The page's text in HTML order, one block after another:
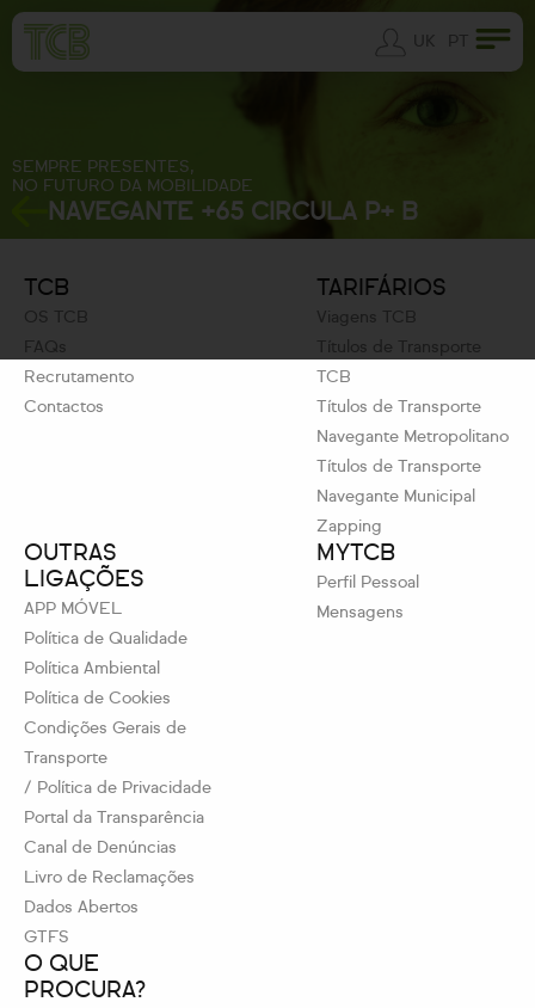
UK PT
SEMPRE PRESENTES,
NO FUTURO DA MOBILIDADE
NAVEGANTE +65 CIRCULA P+ B
TCB
OS TCB
FAQs
Recrutamento
Contactos
TARIFÁRIOS
Viagens TCB
Títulos de Transporte
TCB
Títulos de Transporte
Navegante Metropolitano
Títulos de Transporte
Navegante Municipal
Zapping
O QUE
PROCURA?
OUTRAS
LIGAÇÕES
APP MÓVEL
Política de Qualidade
Política Ambiental
Política de Cookies
Condições Gerais de
Transporte
/ Política de Privacidade
Portal da Transparência
Canal de Denúncias
Livro de Reclamações
Dados Abertos
GTFS
MYTCB
Perfil Pessoal
Mensagens